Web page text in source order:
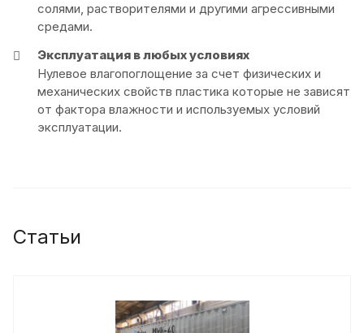
солями, растворителями и другими агрессивными
средами.
Эксплуатация в любых условиях
Нулевое влагопоглощение за счет физических и
механических свойств пластика которые не зависят
от фактора влажности и используемых условий
эксплуатации.
Статьи